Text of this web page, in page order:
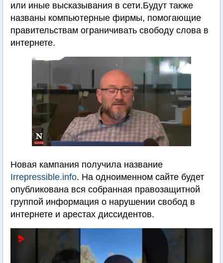
или иные высказывания в сети.Будут также
названы компьютерные фирмы, помогающие
правительствам ограничивать свободу слова в
интернете.
Новая кампания получила название
Irrepressible.info. На одноименном сайте будет
опубликована вся собранная правозащитной
группой информация о нарушении свобод в
интернете и арестах диссидентов.